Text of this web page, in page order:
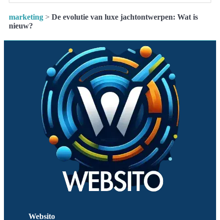
marketing > De evolutie van luxe jachtontwerpen: Wat is
nieuw?
Websito